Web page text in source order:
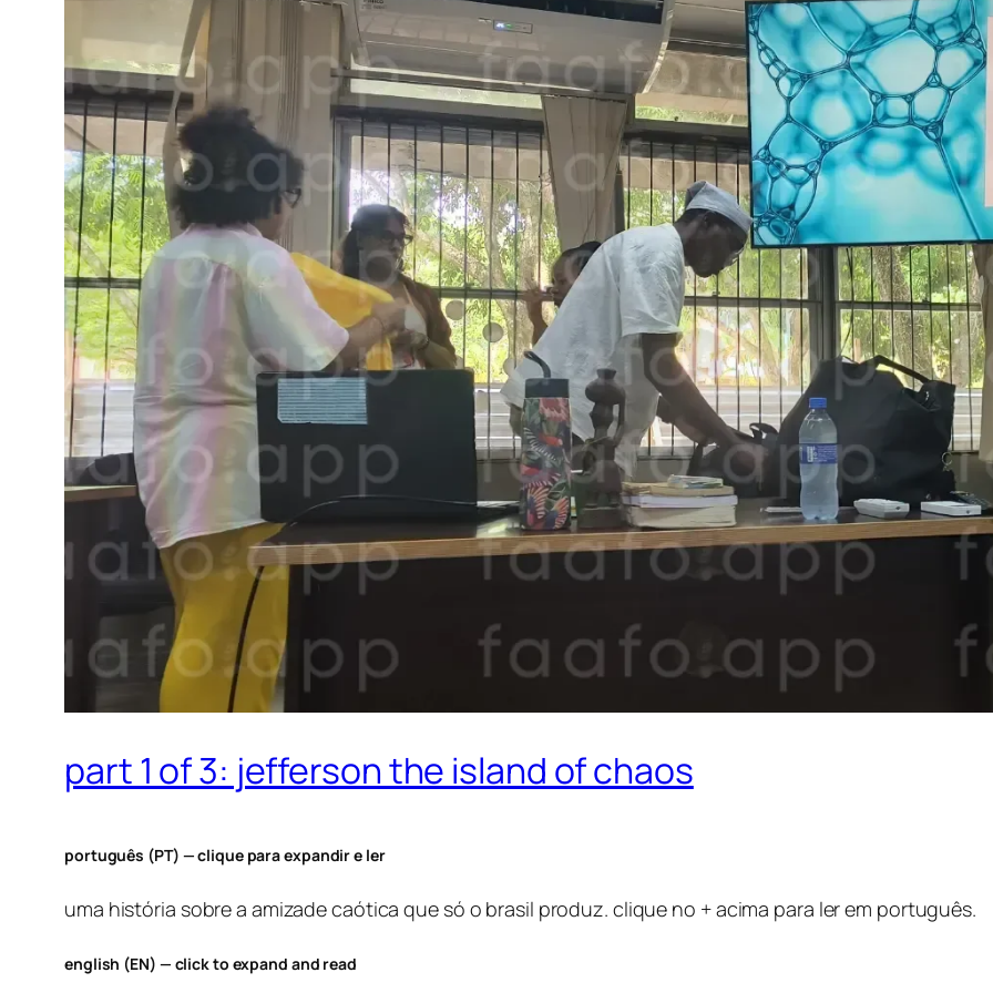
part 1 of 3: jefferson the island of chaos
português (PT) — clique para expandir e ler
uma história sobre a amizade caótica que só o brasil produz. clique no + acima para ler em português.
english (EN) — click to expand and read